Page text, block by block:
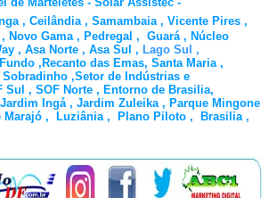
, Ceilândia , Samambaia , Vicente Pires ,
Novo Gama , Pedregal , Guará , Núcleo
, Asa Norte , Asa Sul , Lago Sul ,
,Recanto das Emas, Santa Maria ,
,Setor de Indústrias e
Sul , SOF Norte , Entorno de Brasilia,
Ingá , Jardim Zuleika , Parque Mingone
Marajó , Luziânia , Plano Piloto , Brasilia ,